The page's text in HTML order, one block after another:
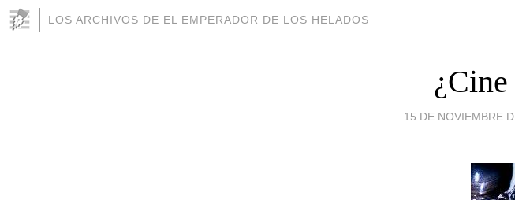
LOS ARCHIVOS DE EL EMPERADOR DE LOS HELADOS
15 DE NOVIEMBRE